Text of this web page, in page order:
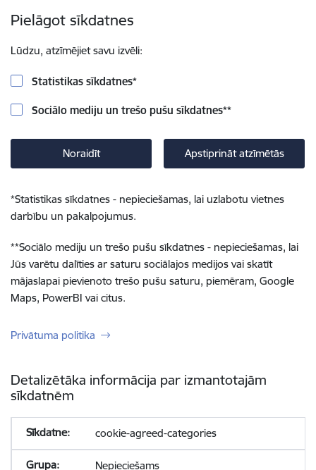
Pielāgot sīkdatnes
Lūdzu, atzīmējiet savu izvēli:
Statistikas sīkdatnes*
Sociālo mediju un trešo pušu sīkdatnes**
Noraidīt Apstiprināt atzīmētās
*Statistikas sīkdatnes - nepieciešamas, lai uzlabotu vietnes
darbību un pakalpojumus.
**Sociālo mediju un trešo pušu sīkdatnes - nepieciešamas, lai
Jūs varētu dalīties ar saturu sociālajos medijos vai skatīt
mājaslapai pievienoto trešo pušu saturu, piemēram, Google
Maps, PowerBI vai citus.
Privātuma politika
Detalizētāka informācija par izmantotajām
sīkdatnēm
cookie-agreed-categories
Nepieciešams